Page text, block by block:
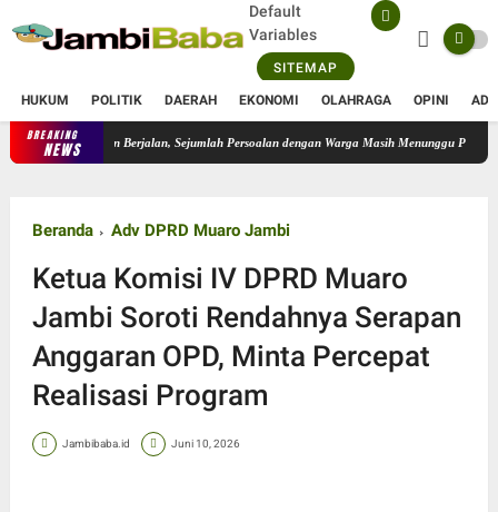
Default
Variables
SITEMAP
HUKUM POLITIK DAERAH EKONOMI OLAHRAGA OPINI
BREAKING
NEWS
Diizinkan Berjalan, Sejumlah Persoalan dengan Warga Masih Menunggu Penyelesaian
Beranda Adv DPRD Muaro Jambi
Ketua Komisi IV DPRD Muaro
Jambi Soroti Rendahnya Serapan
Anggaran OPD, Minta Percepat
Realisasi Program
Jambibaba.id Juni 10, 2026